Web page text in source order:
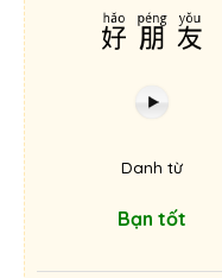
好朋友
Danh từ
Bạn tốt